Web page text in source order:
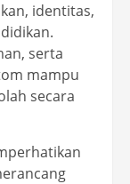
identitas,
serta
mampu
secara